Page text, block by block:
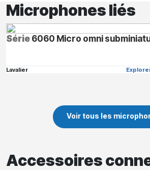
Microphones liés
Série6060 Micro omni
Lavalier
Voir tous les
Accessoires